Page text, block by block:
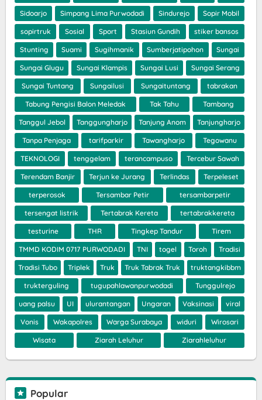
Sidoarjo Simpang Lima Purwodadi Sindurejo Sopir Mobil
sopirtruk Sosial Sport Stasiun Gundih stiker bansos
Stunting Suami Sugihmanik Sumberjatipohon Sungai
Sungai Glugu Sungai Klampis Sungai Lusi Sungai Serang
Sungai Tuntang Sungailusi Sungaituntang tabrakan
Tabung Pengisi Balon Meledak Tak Tahu Tambang
Tanggul Jebol Tanggungharjo Tanjung Anom Tanjungharjo
Tanpa Penjaga tarifparkir Tawangharjo Tegowanu
TEKNOLOGI tenggelam terancampuso Tercebur Sawah
Terendam Banjir Terjun ke Jurang Terlindas Terpeleset
terperosok Tersambar Petir tersambarpetir
tersengat listrik Tertabrak Kereta tertabrakkereta
testurine THR Tingkep Tandur Tirem
TMMD KODIM 0717 PURWODADI TNI togel Toroh Tradisi
Tradisi Tubo Triplek Truk Truk Tabrak Truk truktangkibbm
trukterguling tugupahlawanpurwodadi Tunggulrejo
uang palsu UI ulurantangan Ungaran Vaksinasi viral
Vonis Wakapolres Warga Surabaya widuri Wirosari
Wisata Ziarah Leluhur Ziarahleluhur
Popular